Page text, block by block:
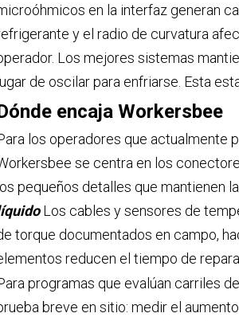
en la interfaz generan
y el radio de curvatura
Los mejores sistemas
de oscilar para enfriarse. Esta
encaja Workersbee
los operadores que actualmente
se centra en los
pequeños detalles que mantienen
Los cables y sensores de
torque documentados en campo,
reducen el tiempo de
programas que evalúan carriles
breve en sitio: medir el